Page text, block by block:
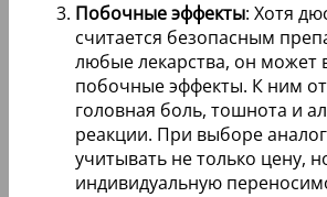
Побочные эффекты: Хотя
считается безопасным
любые лекарства, он может
побочные эффекты. К ним
головная боль, тошнота и
реакции. При выборе
учитывать не только цену,
индивидуальную